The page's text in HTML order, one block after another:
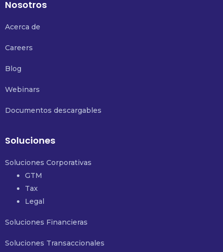
Nosotros
Acerca de
Careers
Blog
Webinars
Documentos descargables
Soluciones
Soluciones Corporativas
GTM
Tax
Legal
Soluciones Financieras
Soluciones Transaccionales